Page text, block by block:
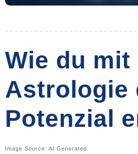
Wie du
Astrologie
Potenzial
Image Source: AI Generated